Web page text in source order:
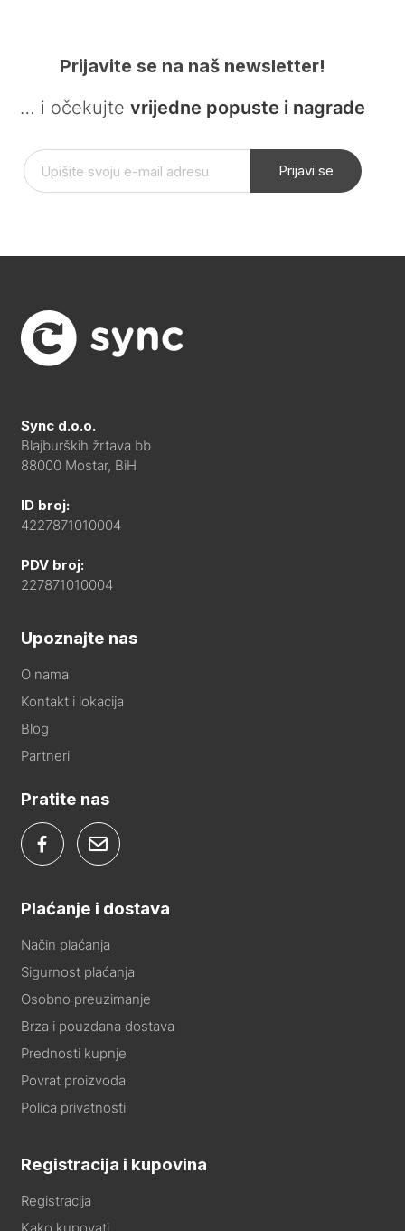
Prijavite se na naš newsletter!
… i očekujte vrijedne popuste i nagrade
Prijavi se
Sync d.o.o.
Blajburških žrtava bb
88000 Mostar, BiH
ID broj:
4227871010004
PDV broj:
227871010004
Upoznajte nas
O nama
Kontakt i lokacija
Blog
Partneri
Pratite nas
Plaćanje i dostava
Način plaćanja
Sigurnost plaćanja
Osobno preuzimanje
Brza i pouzdana dostava
Prednosti kupnje
Povrat proizvoda
Polica privatnosti
Registracija i kupovina
Registracija